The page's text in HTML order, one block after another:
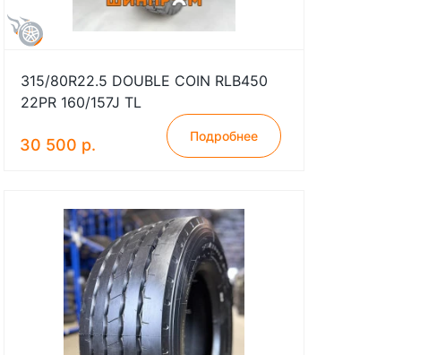
315/80R22.5 DOUBLE COIN RLB450
22PR 160/157J TL
30 500 р. Подробнее